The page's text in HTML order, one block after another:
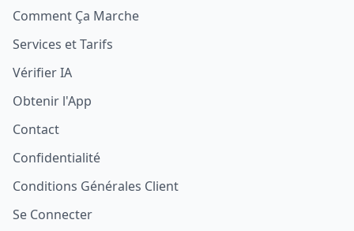
Comment Ça Marche
Services et Tarifs
Vérifier IA
Obtenir l'App
Contact
Confidentialité
Conditions Générales Client
Se Connecter